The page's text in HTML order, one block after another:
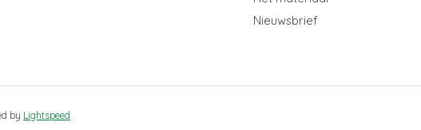
Nieuwsbrief
by Lightspeed